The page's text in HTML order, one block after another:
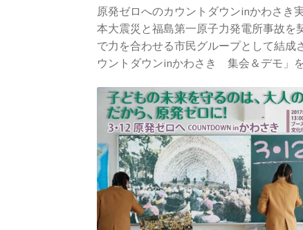
原発ゼロへのカウントダウンinかわさき
本大震災と福島第一原子力発電所事故を
で力を合わせる市民グループとして結
ウントダウンinかわさき 集会＆デモ」